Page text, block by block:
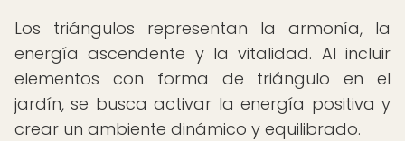
Los triángulos representan la armonía, la
energía ascendente y la vitalidad. Al incluir
elementos con forma de triángulo en el
jardín, se busca activar la energía positiva y
crear un ambiente dinámico y equilibrado.